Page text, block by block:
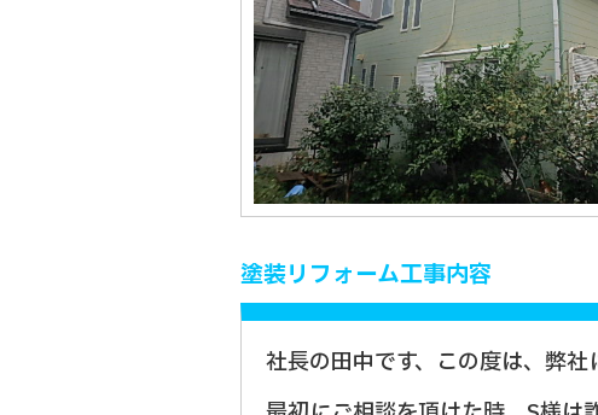
塗装リフォーム工事内容
社長の田中です、この度は、弊